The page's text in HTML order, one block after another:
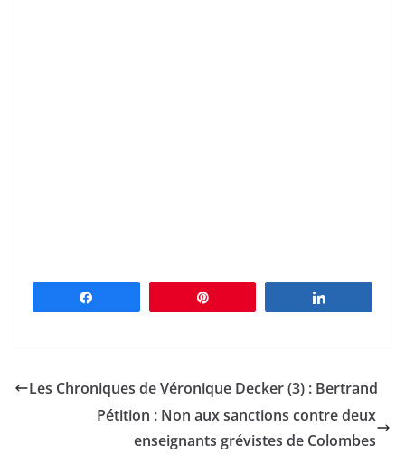
Les Chroniques de Véronique Decker (3) : Bertrand
Pétition : Non aux sanctions contre deux
enseignants grévistes de Colombes